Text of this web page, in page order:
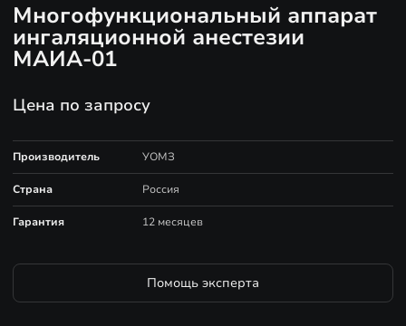
Многофункциональный аппарат
ингаляционной анестезии
МАИА-01
Цена по запросу
Производитель УОМЗ
Страна Россия
Гарантия 12 месяцев
Помощь эксперта